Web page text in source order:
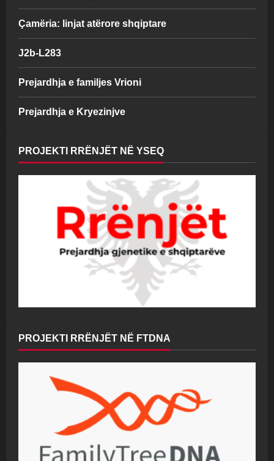
Çamëria: linjat atërore shqiptare
J2b-L283
Prejardhja e familjes Vrioni
Prejardhja e Kryezinjve
PROJEKTI RRËNJËT NË YSEQ
PROJEKTI RRËNJËT NË FTDNA